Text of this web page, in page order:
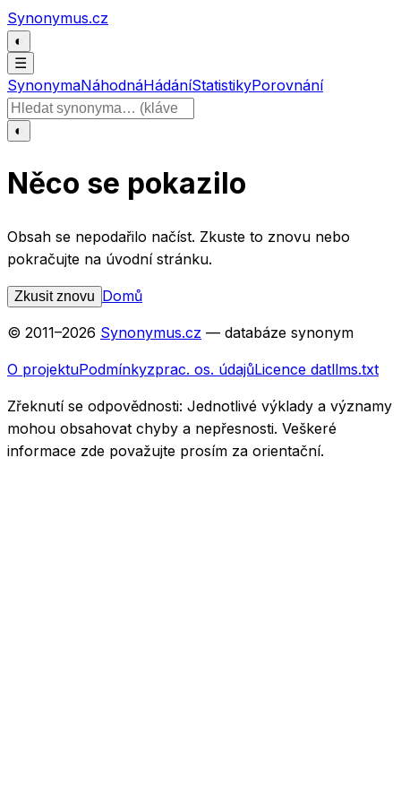
Přeskočit na obsah
Synonymus.cz
◐
☰
SynonymaNáhodnáHádáníStatistikyPorovnání
Hledat slovo
◐
Něco se pokazilo
Obsah se nepodařilo načíst. Zkuste to znovu nebo
pokračujte na úvodní stránku.
Zkusit znovu Domů
© 2011–2026 Synonymus.cz — databáze synonym
O projektuPodmínkyzprac. os. údajůLicence datllms.txt
Zřeknutí se odpovědnosti: Jednotlivé výklady a významy
mohou obsahovat chyby a nepřesnosti. Veškeré
informace zde považujte prosím za orientační.